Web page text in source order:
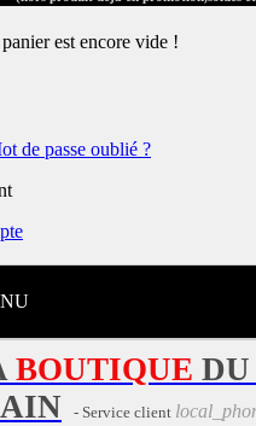
Fox,
...
panier est encore vide !
de passe oublié ?
BOUTIQUE
- Service client